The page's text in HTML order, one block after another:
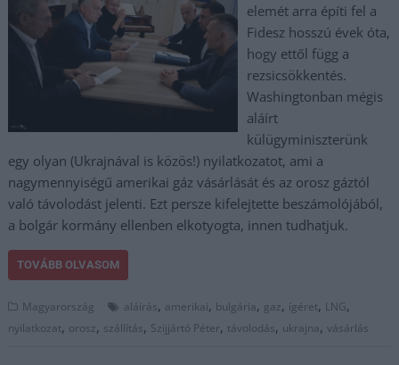
elemét arra építi fel a
Fidesz hosszú évek óta,
hogy ettől függ a
rezsicsökkentés.
Washingtonban mégis
aláírt
külügyminiszterünk
egy olyan (Ukrajnával is közös!) nyilatkozatot, ami a
nagymennyiségű amerikai gáz vásárlását és az orosz gáztól
való távolodást jelenti. Ezt persze kifelejtette beszámolójából,
a bolgár kormány ellenben elkotyogta, innen tudhatjuk.
TOVÁBB OLVASOM
Magyarország aláírás, amerikai, bulgária, gaz, ígéret, LNG,
nyilatkozat, orosz, szállítás, Szijjártó Péter, távolodás, ukrajna,vásárlás